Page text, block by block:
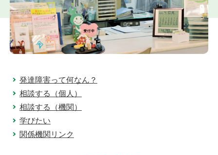
発達障害って何なん？
相談する（個人）
相談する（機関）
学びたい
関係機関リンク